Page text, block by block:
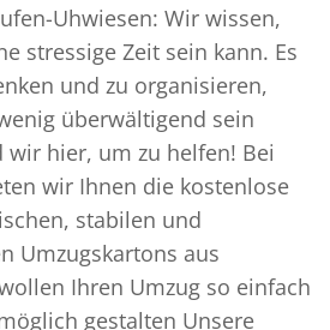
Uhwiesen: Wir wissen,
stressige Zeit sein kann. Es
und zu organisieren,
überwältigend sein
wir hier, um zu helfen! Bei
wir Ihnen die kostenlose
stabilen und
Umzugskartons aus
Ihren Umzug so einfach
gestalten Unsere